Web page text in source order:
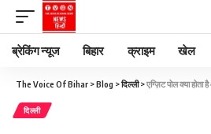
ब्रेकिंग न्यूज बिहार क्राइम खेल
The Voice Of Bihar >Blog >दिल्ली>एग्ज़िट पोल क्या होता
दिल्ली